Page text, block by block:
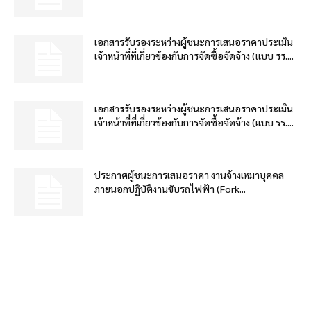
เอกสารรับรองระหว่างผู้ชนะการเสนอราคาประเมิน
เจ้าหน้าที่ที่เกี่ยวข้องกับการจัดซื้อจัดจ้าง (แบบ รร....
เอกสารรับรองระหว่างผู้ชนะการเสนอราคาประเมิน
เจ้าหน้าที่ที่เกี่ยวข้องกับการจัดซื้อจัดจ้าง (แบบ รร....
ประกาศผู้ชนะการเสนอราคา งานจ้างเหมาบุคคล
ภายนอกปฏิบัติงานขับรถไฟฟ้า (Fork...